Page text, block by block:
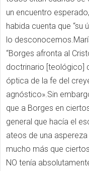
un encuentro
habida cuenta que “su
lo
“Borges afronta al
doctrinario [teológico]
óptica de la fe del
agnóstico».Sin
que a Borges en
general que hacía el
ateos de una
mucho más que
NO tenía